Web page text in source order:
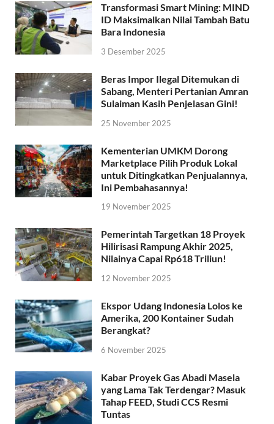
Transformasi Smart Mining: MIND
ID Maksimalkan Nilai Tambah Batu
Bara Indonesia
3 Desember 2025
Beras Impor Ilegal Ditemukan di
Sabang, Menteri Pertanian Amran
Sulaiman Kasih Penjelasan Gini!
25 November 2025
Kementerian UMKM Dorong
Marketplace Pilih Produk Lokal
untuk Ditingkatkan Penjualannya,
Ini Pembahasannya!
19 November 2025
Pemerintah Targetkan 18 Proyek
Hilirisasi Rampung Akhir 2025,
Nilainya Capai Rp618 Triliun!
12 November 2025
Ekspor Udang Indonesia Lolos ke
Amerika, 200 Kontainer Sudah
Berangkat?
6 November 2025
Kabar Proyek Gas Abadi Masela
yang Lama Tak Terdengar? Masuk
Tahap FEED, Studi CCS Resmi
Tuntas